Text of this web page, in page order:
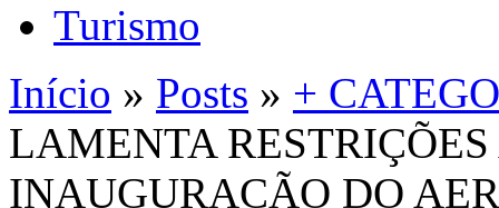
Turismo
Início » Posts » +
LAMENTA
INAUGURAÇÃO DO